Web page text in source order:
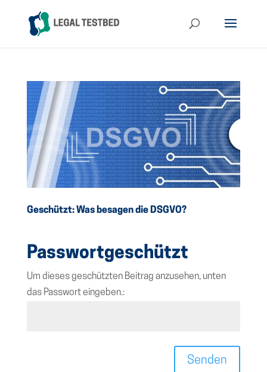
Geschützt: Was besagen die DSGVO?
Passwortgeschützt
Um dieses geschützten Beitrag anzusehen, unten
das Passwort eingeben.:
Senden